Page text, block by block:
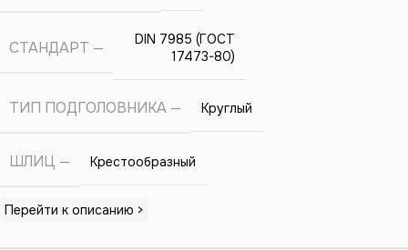
СТАНДАРТ
DIN 7985 (ГОСТ
17473-80)
ТИП ПОДГОЛОВНИКА Круглый
ШЛИЦ Крестообразный
Перейти к описанию >